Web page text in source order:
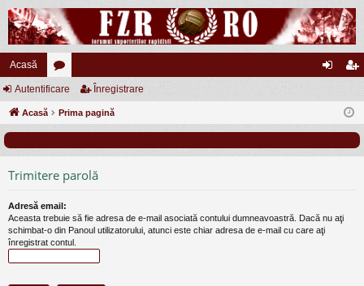
Acasă
or
u eg
Autentificare Înregistrare
Acasă Prima pagină
Trimitere parolă
Adresă email:
Aceasta trebuie să fie adresa de e-mail asociată contului dumneavoastră. Dacă nu aţi
schimbat-o din Panoul utilizatorului, atunci este chiar adresa de e-mail cu care aţi
înregistrat contul.